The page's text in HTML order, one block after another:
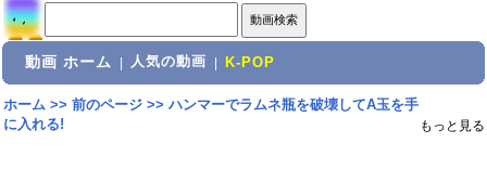
動画 ホーム 人気の動画 K-POP
ホーム>> 前のページ>> ハンマーでラムネ瓶を破壊してA玉を手
に入れる!
もっと見る